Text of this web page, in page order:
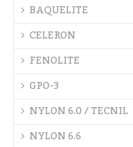
BAQUELITE
CELERON
FENOLITE
GPO-3
NYLON 6.0 / TECNIL
NYLON 6.6